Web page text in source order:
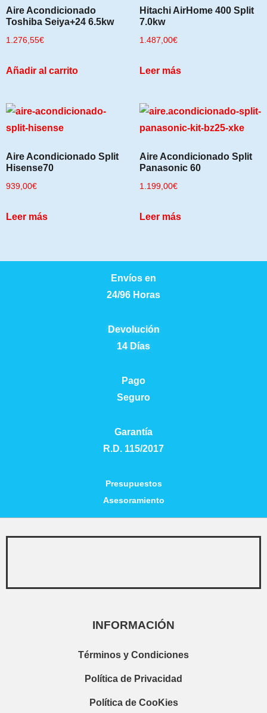
Aire Acondicionado
Toshiba Seiya+24 6.5kw
1.276,55€
Añadir al carrito
Hitachi AirHome 400 Split
7.0kw
1.487,00€
Leer más
Aire Acondicionado Split
Hisense70
939,00€
Leer más
Aire Acondicionado Split
Panasonic 60
1.199,00€
Leer más
Envíos en
24/96 Horas
Devolución
14 Días
Pago
Seguro
Garantía
R.D. 115/2017
Presupuestos
Asesoramiento
INFORMACIÓN
Términos y Condiciones
Política de Privacidad
Política de CooKies